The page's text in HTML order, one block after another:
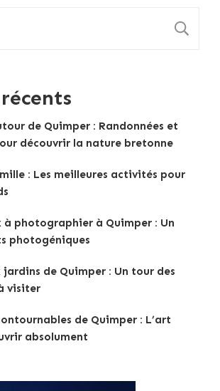
de Quimper : Randonnées et
découvrir la nature bretonne
: Les meilleures activités pour
à photographier à Quimper : Un
photogéniques
jardins de Quimper : Un tour des
visiter
de Quimper : L’art
absolument